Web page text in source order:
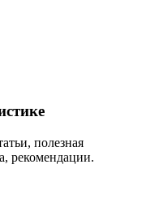
полезная
рекомендации.